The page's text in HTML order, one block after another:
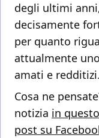
degli ultimi
decisamente
per quanto
attualmente
amati e redditizi.
Cosa ne
notizia in
post su